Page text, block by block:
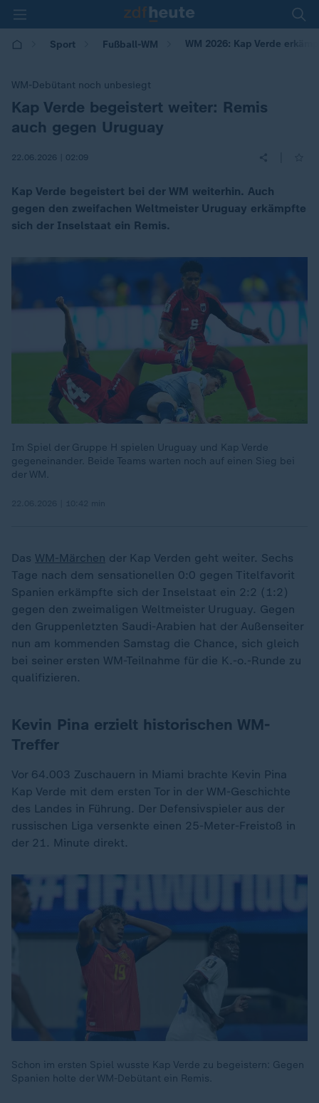
Sport Fußball-WM WM 2026: Kap Verde
WM-Debütant noch unbesiegt
:Kap Verde begeistert weiter: Remis
auch gegen Uruguay
22.06.2026 | 02:09
Kap Verde begeistert bei der WM weiterhin. Auch
gegen den zweifachen Weltmeister Uruguay erkämpfte
sich der Inselstaat ein Remis.
Im Spiel der Gruppe H spielen Uruguay und Kap Verde
gegeneinander. Beide Teams warten noch auf einen Sieg bei
der WM.
Das WM-Märchen der Kap Verden geht weiter. Sechs
Tage nach dem sensationellen 0:0 gegen Titelfavorit
Spanien erkämpfte sich der Inselstaat ein 2:2 (1:2)
gegen den zweimaligen Weltmeister Uruguay. Gegen
den Gruppenletzten Saudi-Arabien hat der Außenseiter
nun am kommenden Samstag die Chance, sich gleich
bei seiner ersten WM-Teilnahme für die K.-o.-Runde zu
qualifizieren.
Kevin Pina erzielt historischen WM-
Treffer
Vor 64.003 Zuschauern in Miami brachte Kevin Pina
Kap Verde mit dem ersten Tor in der WM-Geschichte
des Landes in Führung. Der Defensivspieler aus der
russischen Liga versenkte einen 25-Meter-Freistoß in
der 21. Minute direkt.
Schon im ersten Spiel wusste Kap Verde zu begeistern: Gegen
Spanien holte der WM-Debütant ein Remis.